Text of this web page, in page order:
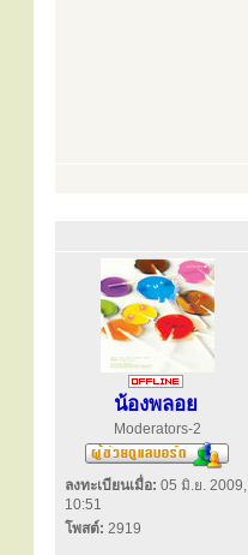
น้องพลอย
Moderators-2
ลงทะเบียนเมื่อ: 05 มิ.ย. 2009,
10:51
โพสต์: 2919